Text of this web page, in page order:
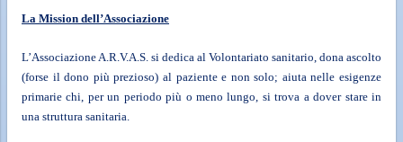
La Mission dell’Associazione
L’Associazione A.R.V.A.S. si dedica al Volontariato sanitario, dona ascolto
(forse il dono più prezioso) al paziente e non solo; aiuta nelle esigenze
primarie chi, per un periodo più o meno lungo, si trova a dover stare in
una struttura sanitaria.